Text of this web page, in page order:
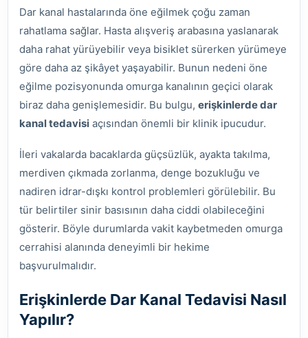
Dar kanal hastalarında öne eğilmek çoğu zaman
rahatlama sağlar. Hasta alışveriş arabasına yaslanarak
daha rahat yürüyebilir veya bisiklet sürerken yürümeye
göre daha az şikâyet yaşayabilir. Bunun nedeni öne
eğilme pozisyonunda omurga kanalının geçici olarak
biraz daha genişlemesidir. Bu bulgu, erişkinlerde dar
kanal tedavisi açısından önemli bir klinik ipucudur.
İleri vakalarda bacaklarda güçsüzlük, ayakta takılma,
merdiven çıkmada zorlanma, denge bozukluğu ve
nadiren idrar-dışkı kontrol problemleri görülebilir. Bu
tür belirtiler sinir basısının daha ciddi olabileceğini
gösterir. Böyle durumlarda vakit kaybetmeden omurga
cerrahisi alanında deneyimli bir hekime
başvurulmalıdır.
Erişkinlerde Dar Kanal Tedavisi Nasıl
Yapılır?